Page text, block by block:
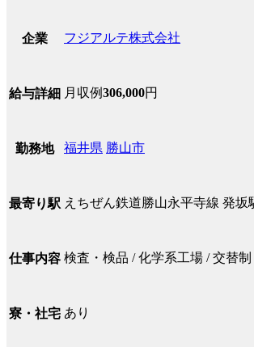
企業 フジアルテ株式会社
給与詳細 月収例306,000円
勤務地 福井県 勝山市
最寄り駅 えちぜん鉄道勝山永平寺線 発坂
仕事内容 検査・検品 / 化学系工場 / 交替制
寮・社宅 あり